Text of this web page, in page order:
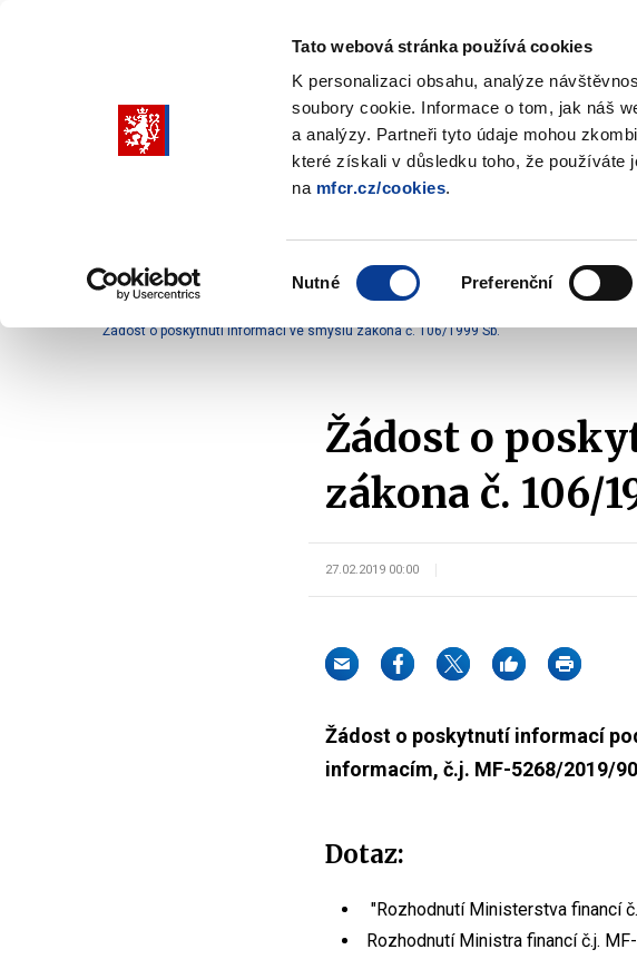
Tato webová stránka používá cookies
K personalizaci obsahu, analýze
soubory cookie. Informace o tom, jak náš
a analýzy. Partneři tyto údaje mohou
které získali v důsledku toho, že používáte
na mfcr.cz/cookies.
Nutné Preferenční
submenu
submenu
politika
Služby veřejnosti Komunikace s veřejností
Žádost o poskytnutí informací ve smyslu zákona č. 106/1999 Sb.
Žádost o
zákona č. 106/
27.02.2019 00:00
Žádost o poskytnutí informací
informacím, č.j. MF-5268/2019/
Dotaz:
"Rozhodnutí Ministerstva financí
Rozhodnutí Ministra financí č.j.